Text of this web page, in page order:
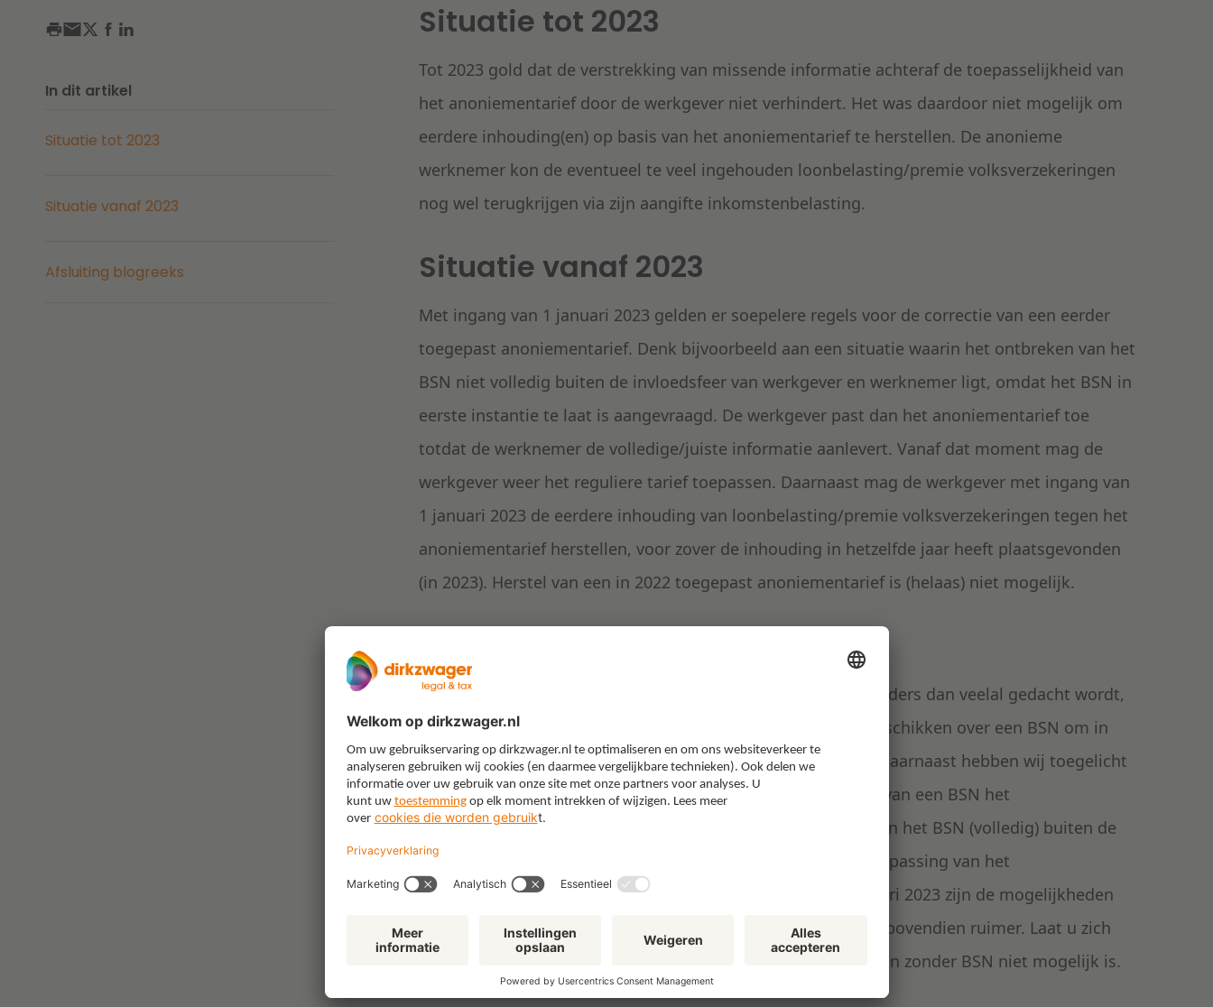
In dit artikel
Situatie tot 2023
Situatie vanaf 2023
Afsluiting blogreeks
Situatie tot 2023
Tot 2023 gold dat de verstrekking van missende informatie achteraf de toepasselijkheid van
het anoniementarief door de werkgever niet verhindert. Het was daardoor niet mogelijk om
eerdere inhouding(en) op basis van het anoniementarief te herstellen. De anonieme
werknemer kon de eventueel te veel ingehouden loonbelasting/premie volksverzekeringen
nog wel terugkrijgen via zijn aangifte inkomstenbelasting.
Situatie vanaf 2023
Met ingang van 1 januari 2023 gelden er soepelere regels voor de correctie van een eerder
toegepast anoniementarief. Denk bijvoorbeeld aan een situatie waarin het ontbreken van het
BSN niet volledig buiten de invloedsfeer van werkgever en werknemer ligt, omdat het BSN in
eerste instantie te laat is aangevraagd. De werkgever past dan het anoniementarief toe
totdat de werknemer de volledige/juiste informatie aanlevert. Vanaf dat moment mag de
werkgever weer het reguliere tarief toepassen. Daarnaast mag de werkgever met ingang van
1 januari 2023 de eerdere inhouding van loonbelasting/premie volksverzekeringen tegen het
anoniementarief herstellen, voor zover de inhouding in hetzelfde jaar heeft plaatsgevonden
(in 2023). Herstel van een in 2022 toegepast anoniementarief is (helaas) niet mogelijk.
In een blogreeks van drie blogs hebben wij toegelicht dat, anders dan veelal gedacht wordt,
een vreemdeling die asiel heeft aangevraagd niet dient te beschikken over een BSN om in
aanmerking te komen voor een tewerkstellingsvergunning. Daarnaast hebben wij toegelicht
dat in beginsel de werkgever in het geval van het ontbreken van een BSN het
anoniementarief moet toepassen. Wanneer het ontbreken van het BSN (volledig) buiten de
invloedsfeer van de werkgever en werknemer valt, kan de toepassing van het
anoniementarief voorkomen worden. Met ingang van 1 januari 2023 zijn de mogelijkheden
voor de correctie van een eerder toegepast anoniementarief bovendien ruimer. Laat u zich
dus vooral niet van de wijs brengen door berichten dat werken zonder BSN niet mogelijk is.